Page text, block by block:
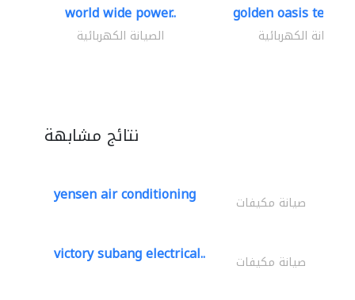
world wide power..
الصيانة الكهربائية
golden oasis
الصيانة الكهربائية
نتائج مشابهة
yensen air conditioning صيانة مكيفات
victory subang electrical.. صيانة مكيفات